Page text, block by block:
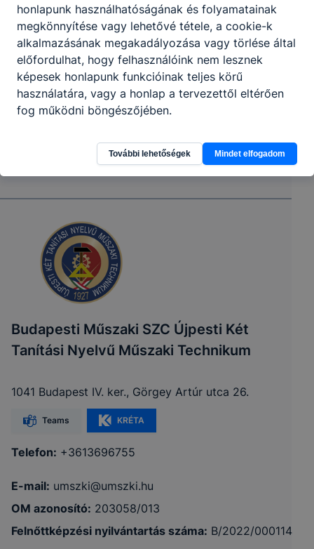
Budapesti Műszaki SZC Újpesti Két
Tanítási Nyelvű Műszaki Technikum
1041 Budapest IV. ker., Görgey Artúr utca 26.
Teams KRÉTA
Telefon: +3613696755
E-mail: umszki@umszki.hu
OM azonosító: 203058/013
Felnőttképzési nyilvántartás száma: B/2022/000114
honlapunk használhatóságának és folyamatainak
megkönnyítése vagy lehetővé tétele, a cookie-k
alkalmazásának megakadályozása vagy törlése által
előfordulhat, hogy felhasználóink nem lesznek
képesek honlapunk funkcióinak teljes körű
használatára, vagy a honlap a tervezettől eltérően
fog működni böngészőjében.
További lehetőségek Mindet elfogadom